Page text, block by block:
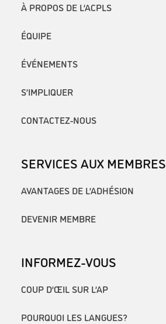
À PROPOS DE L’ACPLS
ÉQUIPE
ÉVÉNEMENTS
S’IMPLIQUER
CONTACTEZ-NOUS
SERVICES AUX MEMBRES
AVANTAGES DE L’ADHÉSION
DEVENIR MEMBRE
INFORMEZ-VOUS
COUP D’ŒIL SUR L’AP
POURQUOI LES LANGUES?